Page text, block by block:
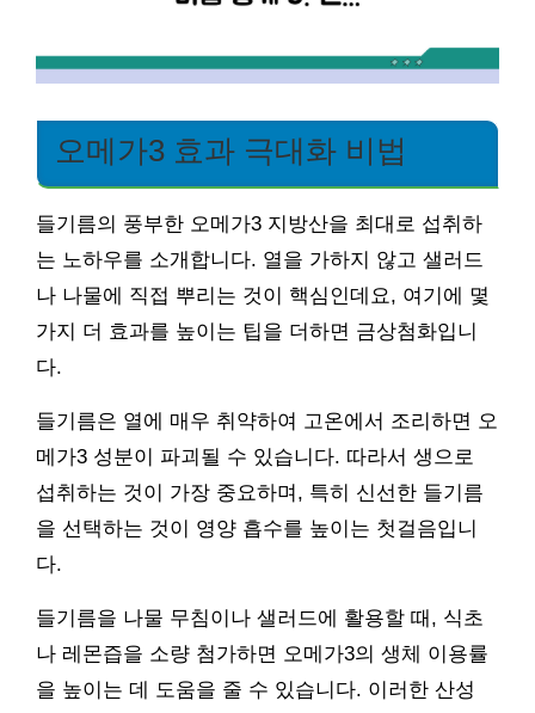
오메가3 효과 극대화 비법
들기름의 풍부한 오메가3 지방산을 최대로 섭취하
는 노하우를 소개합니다. 열을 가하지 않고 샐러드
나 나물에 직접 뿌리는 것이 핵심인데요, 여기에 몇
가지 더 효과를 높이는 팁을 더하면 금상첨화입니
다.
들기름은 열에 매우 취약하여 고온에서 조리하면 오
메가3 성분이 파괴될 수 있습니다. 따라서 생으로
섭취하는 것이 가장 중요하며, 특히 신선한 들기름
을 선택하는 것이 영양 흡수를 높이는 첫걸음입니
다.
들기름을 나물 무침이나 샐러드에 활용할 때, 식초
나 레몬즙을 소량 첨가하면 오메가3의 생체 이용률
을 높이는 데 도움을 줄 수 있습니다. 이러한 산성